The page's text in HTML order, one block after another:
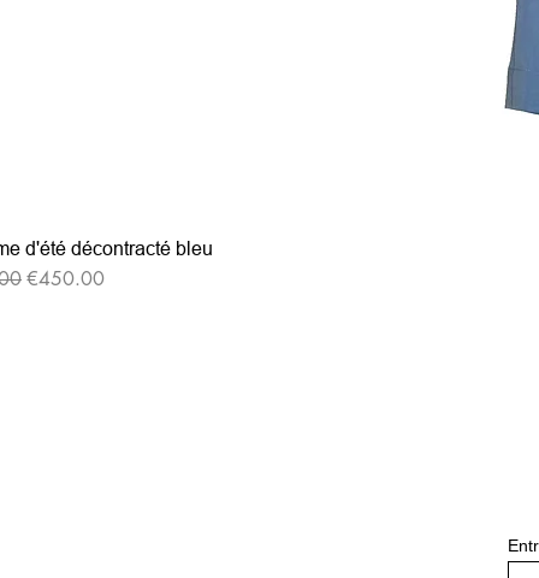
d'été décontracté bleu
セール価格
€450.00